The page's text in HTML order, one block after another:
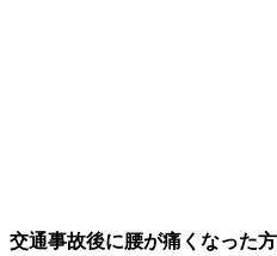
交通事故後に腰が痛くなった